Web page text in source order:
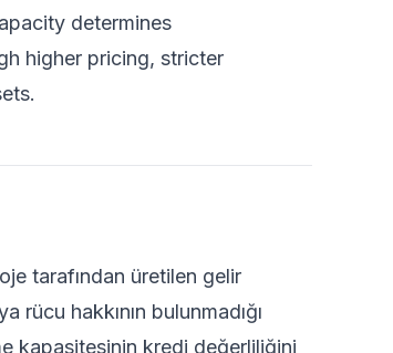
determines
higher pricing, stricter
tarafından üretilen gelir
hakkının bulunmadığı
kapasitesinin kredi değerliliğini